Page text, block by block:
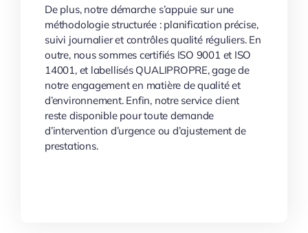
De plus, notre démarche s’appuie sur une
méthodologie structurée : planification précise,
suivi journalier et contrôles qualité réguliers. En
outre, nous sommes certifiés ISO 9001 et ISO
14001, et labellisés QUALIPROPRE, gage de
notre engagement en matière de qualité et
d’environnement. Enfin, notre service client
reste disponible pour toute demande
d’intervention d’urgence ou d’ajustement de
prestations.